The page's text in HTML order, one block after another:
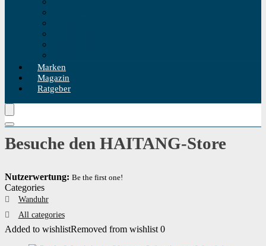
Marken
Magazin
Ratgeber
Besuche den HAITANG-Store
Nutzerwertung: Be the first one!
Categories
Wanduhr
All categories
Added to wishlistRemoved from wishlist 0